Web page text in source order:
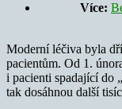
Více:
Moderní léčiva byla
pacientům. Od 1.
i pacienti spadající do
tak dosáhnou další